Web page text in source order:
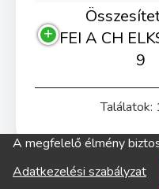
FEI A CH
9
Találatok:
© digitop.hu 2022 |
A megfelelő élmény
Adatkezelési szabályzat